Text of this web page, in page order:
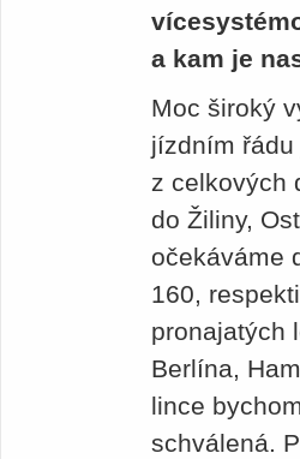
a kam je
Moc široký
jízdním
z celkových
do Žiliny,
očekáváme
160,
pronajatých
Berlína,
lince
schválená.